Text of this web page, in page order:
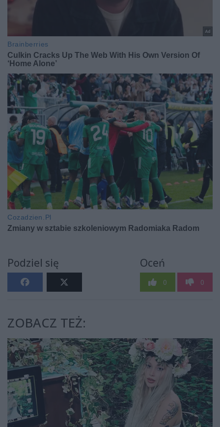
Podziel się Oceń
0 0
ZOBACZ TEŻ: